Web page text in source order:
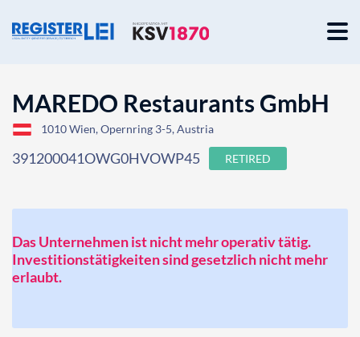
MAREDO Restaurants GmbH
1010 Wien, Opernring 3-5, Austria
391200041OWG0HVOWP45 RETIRED
Das Unternehmen ist nicht mehr operativ tätig.
Investitionstätigkeiten sind gesetzlich nicht mehr
erlaubt.